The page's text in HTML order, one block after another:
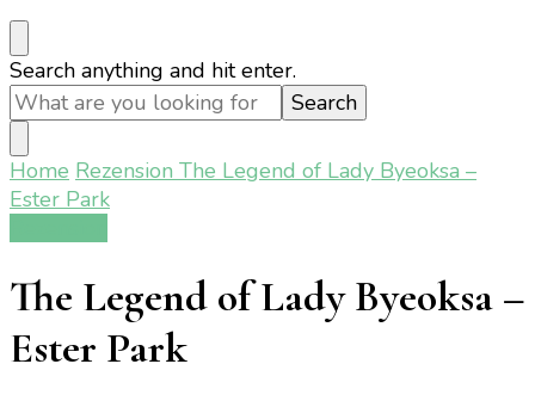
Looking
for
Something?
Search anything and hit enter.
Home Rezension The Legend of Lady Byeoksa –
Ester Park
The Legend of Lady Byeoksa –
Ester Park